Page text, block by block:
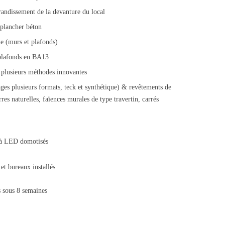
de la devanture du local
béton
(murs et plafonds)
en BA13
méthodes innovantes
plusieurs formats, teck et synthétique) & revêtements de
naturelles, faïences murales de type travertin, carrés
LED domotisés
bureaux installés.
8 semaines